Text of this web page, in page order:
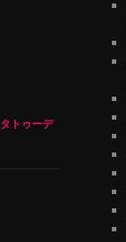
タトゥーデ